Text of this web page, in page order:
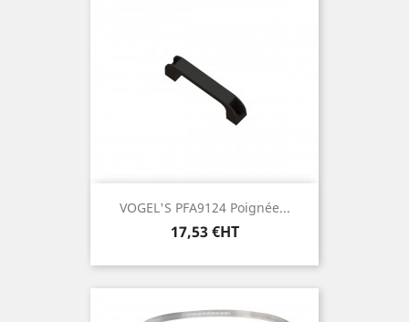
VOGEL'S PFA9124 Poignée...
Prix
17,53 €HT